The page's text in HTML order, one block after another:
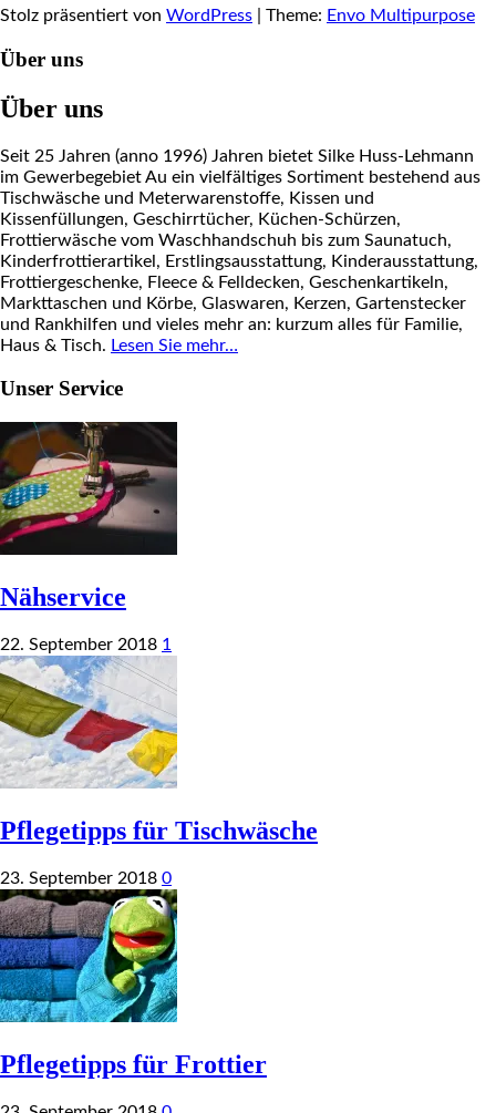
Stolz präsentiert von WordPress Theme: Envo Multipurpose
Über uns
Über uns
Seit 25 Jahren (anno 1996) Jahren bietet Silke Huss-Lehmann
im Gewerbegebiet Au ein vielfältiges Sortiment bestehend aus
Tischwäsche und Meterwarenstoffe, Kissen und
Kissenfüllungen, Geschirrtücher, Küchen-Schürzen,
Frottierwäsche vom Waschhandschuh bis zum Saunatuch,
Kinderfrottierartikel, Erstlingsausstattung, Kinderausstattung,
Frottiergeschenke, Fleece & Felldecken, Geschenkartikeln,
Markttaschen und Körbe, Glaswaren, Kerzen, Gartenstecker
und Rankhilfen und vieles mehr an: kurzum alles für Familie,
Haus & Tisch. Lesen Sie mehr…
Unser Service
Nähservice
22. September 2018 1
Pflegetipps für Tischwäsche
23. September 2018 0
Pflegetipps für Frottier